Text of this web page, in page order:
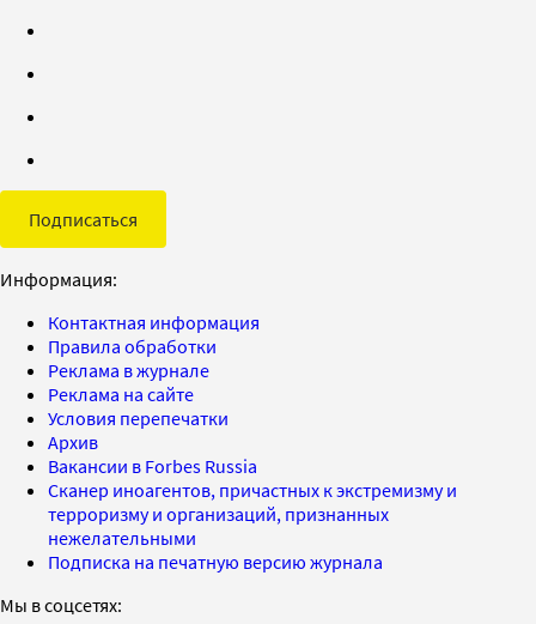
Подписаться
Информация:
Контактная информация
Правила обработки
Реклама в журнале
Реклама на сайте
Условия перепечатки
Архив
Вакансии в Forbes Russia
Сканер иноагентов, причастных к экстремизму и
терроризму и организаций, признанных
нежелательными
Подписка на печатную версию журнала
Мы в соцсетях: